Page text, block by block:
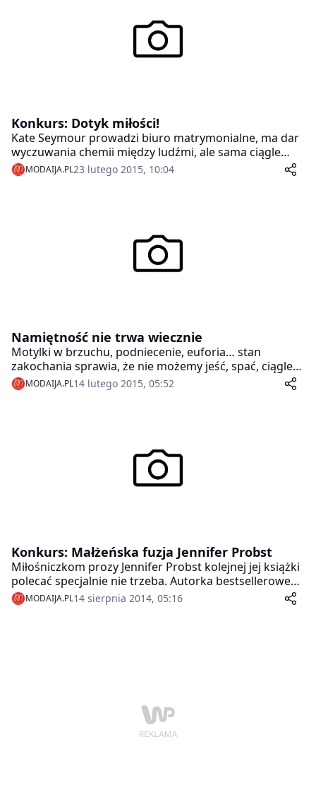
Konkurs: Dotyk miłości!
Kate Seymour prowadzi biuro matrymonialne, ma dar
wyczuwania chemii między ludźmi, ale sama ciągle
czeka na księcia z bajki. Niezwykły dar Kate jest
przekazywany kobietom w jej rodzinie z pokolenia na
MODAIJA.PL23 lutego 2015, 10:04
Namiętność nie trwa wiecznie
Motylki w brzuchu, podniecenie, euforia… stan
zakochania sprawia, że nie możemy jeść, spać, ciągle
myślimy o drugiej osobie. Stan „utraty zmysłów” nie
może jednak trwać wiecznie, ponieważ utrudnia
w związku zawsze i wszędzie – to jest mit.
MODAIJA.PL14 lutego 2015, 05:52
Konkurs: Małżeńska fuzja Jennifer Probst
Miłośniczkom prozy Jennifer Probst kolejnej jej książki
polecać specjalnie nie trzeba. Autorka bestsellerowego
„Układu doskonałego” powraca w najlepszej formie!
MODAIJA.PL14 sierpnia 2014, 05:16